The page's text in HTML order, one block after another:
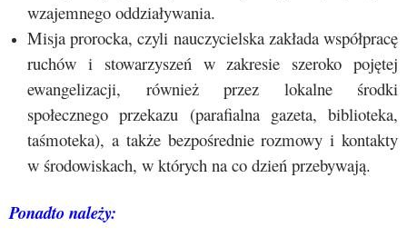
wzajemnego oddziaływania.
Misja prorocka, czyli nauczycielska zakłada współpracę
ruchów i stowarzyszeń w zakresie szeroko pojętej
ewangelizacji, również przez lokalne środki
społecznego przekazu (parafialna gazeta, biblioteka,
taśmoteka), a także bezpośrednie rozmowy i kontakty
w środowiskach, w których na co dzień przebywają.
Ponadto należy: